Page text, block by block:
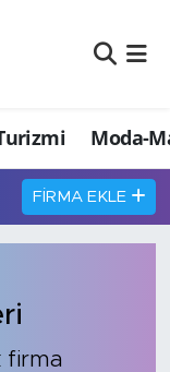
Moda-
FIRMA EKLE
firma
ve Fikstür